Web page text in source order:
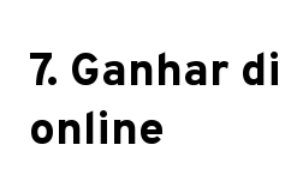
7. Ganhar
online